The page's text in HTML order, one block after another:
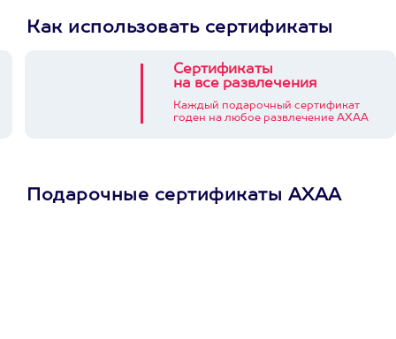
Как использовать сертификаты
Сертификаты
на все развлечения
Каждый подарочный сертификат
годен на любое развлечение АХАА
Подарочные сертификаты АХАА